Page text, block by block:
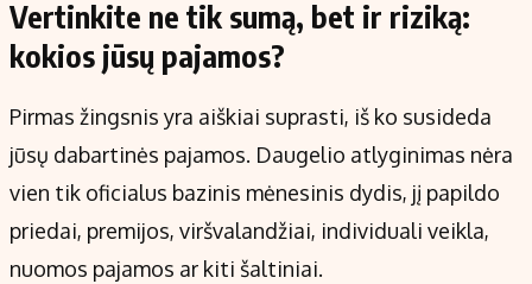
Vertinkite ne tik sumą, bet ir riziką:
kokios jūsų pajamos?
Pirmas žingsnis yra aiškiai suprasti, iš ko susideda
jūsų dabartinės pajamos. Daugelio atlyginimas nėra
vien tik oficialus bazinis mėnesinis dydis, jį papildo
priedai, premijos, viršvalandžiai, individuali veikla,
nuomos pajamos ar kiti šaltiniai.